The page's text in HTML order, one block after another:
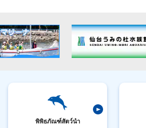
พิพิธภัณฑ์สัตว์นำ